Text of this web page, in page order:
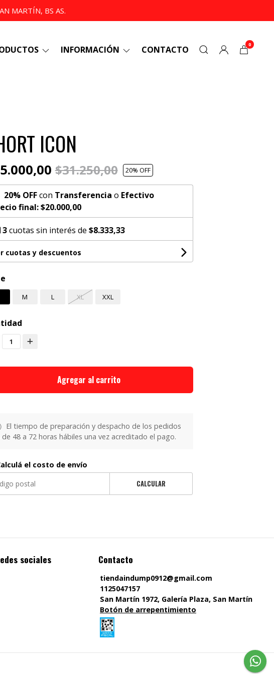
MARTÍN, BS AS.
INFORMACIÓN CONTACTO 0
ICON
$31.250,00 20% OFF
20% OFFcon Transferencia o Efectivo
final:$20.000,00
3cuotas sin interés de $8.333,33
cuotas y descuentos
M L XL XXL
1
Agregar al carrito
El tiempo de preparación y despacho de los pedidos
de 48 a 72 horas hábiles una vez acreditado el pago.
el costo de envío
CALCULAR
sociales Contacto
tiendaindump0912@gmail.com
1125047157
San Martín 1972, Galería Plaza, San Martín
Botón de arrepentimiento